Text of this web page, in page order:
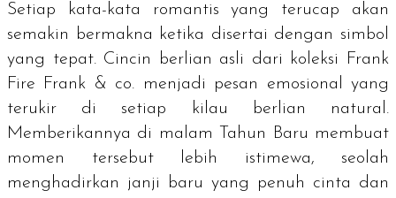
Setiap kata-kata romantis yang terucap akan
semakin bermakna ketika disertai dengan simbol
yang tepat. Cincin berlian asli dari koleksi Frank
Fire Frank & co. menjadi pesan emosional yang
terukir di setiap kilau berlian natural.
Memberikannya di malam Tahun Baru membuat
momen tersebut lebih istimewa, seolah
menghadirkan janji baru yang penuh cinta dan